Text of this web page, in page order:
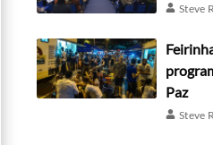
Steve
Paz
Steve